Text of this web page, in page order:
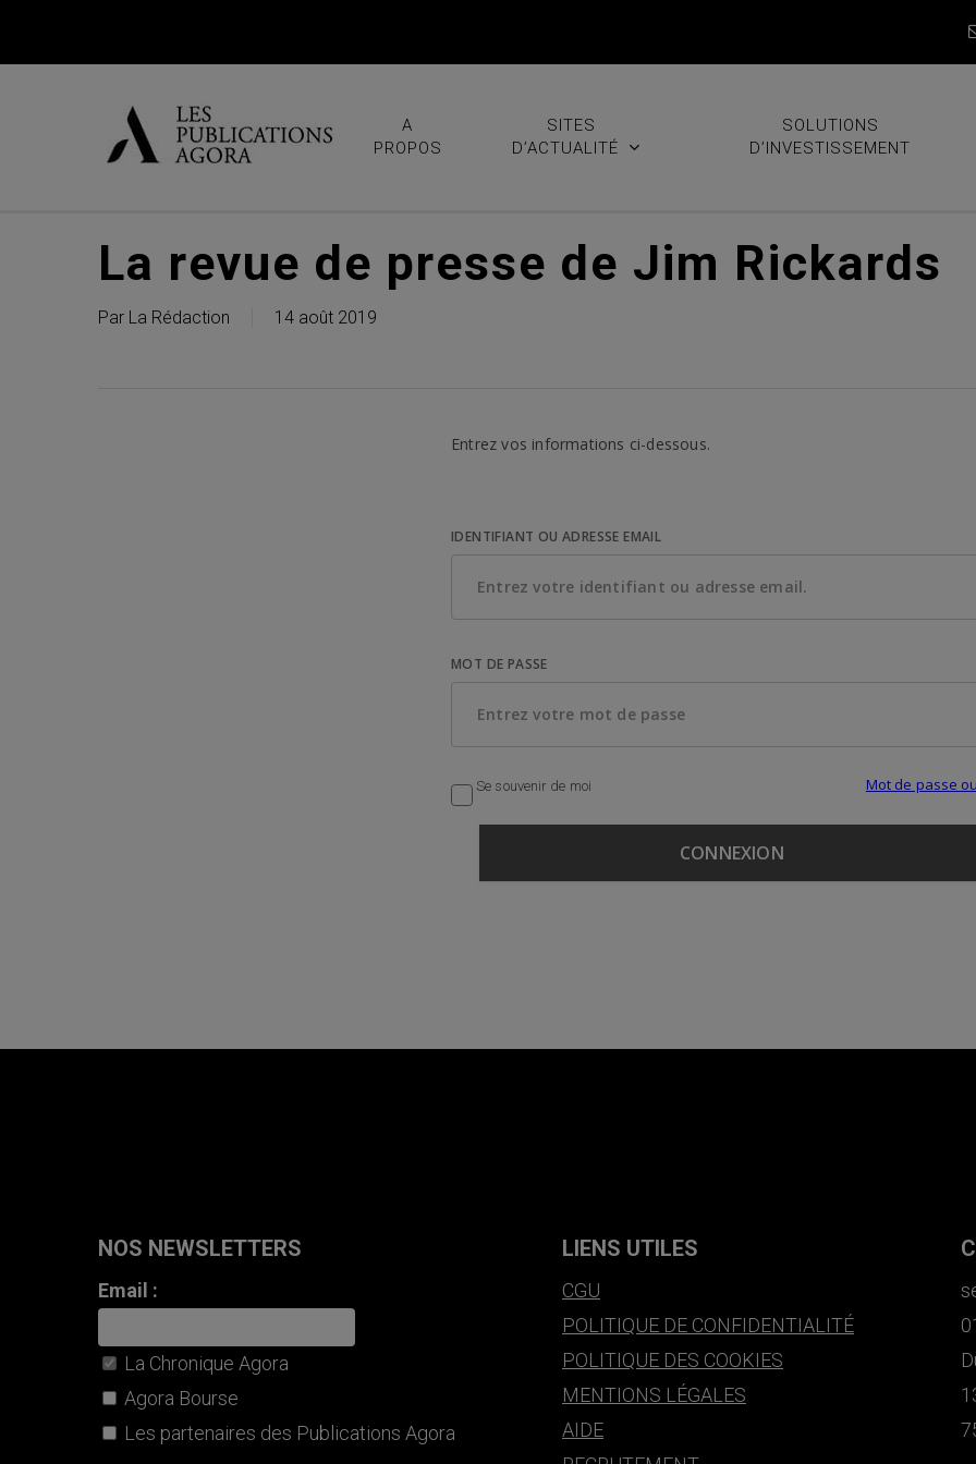
A
PROPOS
SITES
D’ACTUALITÉ
SOLUTIONS
D’INVESTISSEMENT
La revue de presse de Jim Rickards
Par La Rédaction 14 août 2019
Entrez vos informations ci-dessous.
IDENTIFIANT OU ADRESSE EMAIL
MOT DE PASSE
Se souvenir de moi Mot de passe
NOS NEWSLETTERS
Email :
La Chronique Agora
Agora Bourse
Les partenaires des Publications Agora
LIENS UTILES
CGU
POLITIQUE DE CONFIDENTIALITÉ
POLITIQUE DES COOKIES
MENTIONS LÉGALES
AIDE